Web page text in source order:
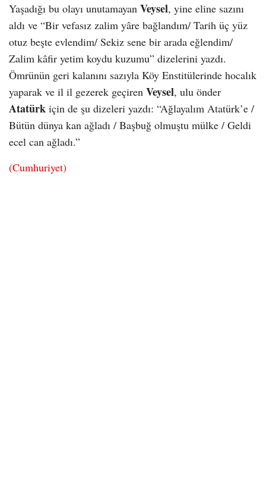
Yaşadığı bu olayı unutamayan Veysel, yine eline sazını
aldı ve “Bir vefasız zalim yâre bağlandım/ Tarih üç yüz
otuz beşte evlendim/ Sekiz sene bir arada eğlendim/
Zalim kâfir yetim koydu kuzumu” dizelerini yazdı.
Ömrünün geri kalanını sazıyla Köy Enstitülerinde hocalık
yaparak ve il il gezerek geçiren Veysel, ulu önder
Atatürk için de şu dizeleri yazdı: “Ağlayalım Atatürk’e /
Bütün dünya kan ağladı / Başbuğ olmuştu mülke / Geldi
ecel can ağladı.”
(Cumhuriyet)